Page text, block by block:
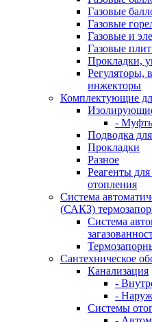
Газовые
Газовые
Газовые и
Газовые
Прокладки,
Регуляторы,
инжекторы
Комплектующие
-
Подводка
Прокладки
Разное
Реагенты
отопления
Система
(САКЗ)
Система
Сантехническое
Канализация
-
-
Системы